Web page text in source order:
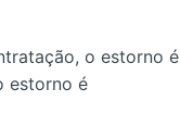
o estorno é
estorno é